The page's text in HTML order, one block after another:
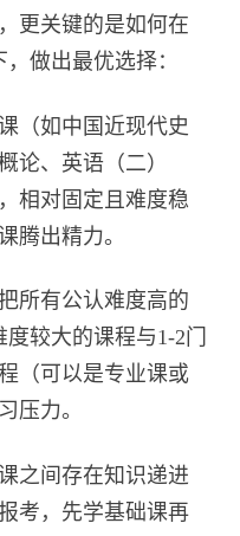
关键的是如何在
做出最优选择：
如中国近现代史
论、英语（二）
相对固定且难度稳
腾出精力。
有公认难度高的
较大的课程与1-2门
（可以是专业课或
压力。
间存在知识递进
考，先学基础课再